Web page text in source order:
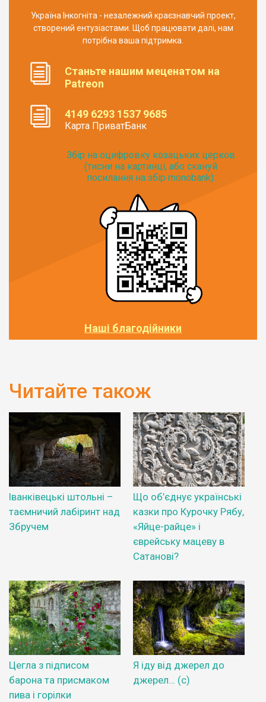
Україна Інкогніта - незалежний краєзнавчий проект,
створений ентузіастами. Щоб працювати далі, нам
потрібна ваша підтримка.
Станьте нашим меценатом на
Patreon
4149 6293 1537 9685
Карта ПриватБанк
Збір на оцифровку козацьких церков
(тисни на картинці, або скануй
посилання на збір monobank):
Наші благодійники
Читайте також
Іванківецькі штольні –
таємничий лабіринт над
Збручем
Що об’єднує українські
казки про Курочку Рябу,
«Яйце-райце» і
єврейську мацеву в
Сатанові?
Цегла з підписом
барона та присмаком
пива і горілки
Я іду від джерел до
джерел… (с)